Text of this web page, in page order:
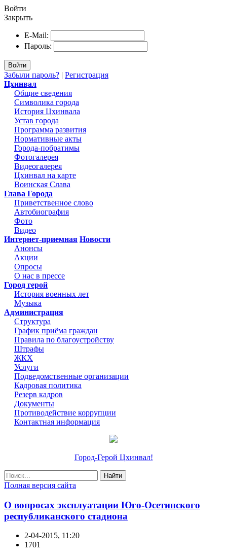
Войти
Закрыть
E-Mail:
Пароль:
Войти
Забыли пароль? | Регистрация
Цхинвал
Общие сведения
Символика города
История Цхинвала
Устав города
Программа развития
Нормативные акты
Города-побратимы
Фотогалерея
Видеогалерея
Цхинвал на карте
Воинская Слава
Глава Города
Приветственное слово
Автобиография
Фото
Видео
Интернет-приемная Новости
Анонсы
Акции
Опросы
О нас в прессе
Город герой
История военных лет
Музыка
Администрация
Структура
График приёма граждан
Правила по благоустройству
Штрафы
ЖКХ
Услуги
Подведомственные организации
Кадровая политика
Резерв кадров
Документы
Противодействие коррупции
Контактная информация
Город-Герой Цхинвал!
Найти
Полная версия сайта
О вопросах эксплуатации Юго-Осетинского
республиканского стадиона
2-04-2015, 11:20
1701